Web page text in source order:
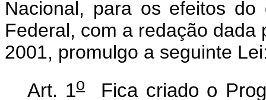
Nacional, para os efeitos
Federal, com a redação dada
2001, promulgo a seguinte
Art. 1oFica criado o